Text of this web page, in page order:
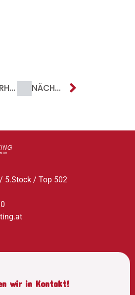
VORHERIGER ARTIKEL NÄCHSTER ARTIKEL
5.Stock / Top 502
wir in Kontakt!